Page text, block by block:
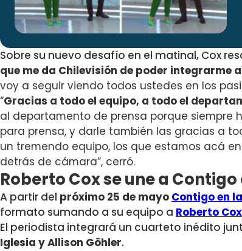
Sobre su nuevo desafío en el matinal, Cox
que me da Chilevisión de poder integrarme
voy a seguir viendo todos ustedes en los
“Gracias a todo el equipo, a todo el
al departamento de prensa porque siempre
para prensa, y darle también las gracias a
un tremendo equipo, los que estamos acá
detrás de cámara”, cerró.
Roberto Cox se une a
A partir del próximo 25 de mayo Contigo en
formato sumando a su equipo a Roberto Cox
El periodista integrará un cuarteto inédito
Iglesia y Allison Göhler.